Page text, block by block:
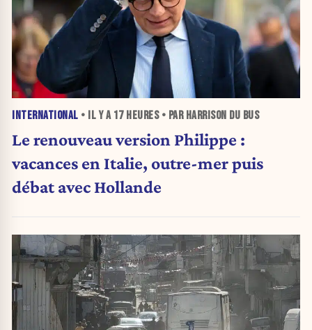
INTERNATIONAL • IL Y A 17 HEURES• PAR HARRISON DU BUS
Le renouveau version Philippe :
vacances en Italie, outre-mer puis
débat avec Hollande